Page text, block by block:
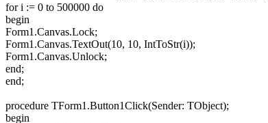
for i := 0 to 500000 do
begin
Form1.Canvas.Lock;
Form1.Canvas.TextOut(10, 10, IntToStr(i));
Form1.Canvas.Unlock;
end;
end;
procedure TForm1.Button1Click(Sender: TObject);
begin